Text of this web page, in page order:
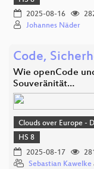
2025-08-16
Johannes Näder
Code,
Wie openCode
Souveränität…
Clouds over Europe -
HS 8
2025-08-17
281
Sebastian Kawelke